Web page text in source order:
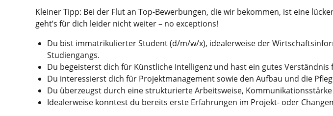
Kleiner Tipp: Bei der Flut an Top-Bewerbungen, die wir bekommen, ist eine
geht’s für dich leider nicht weiter – no exceptions!
Du bist immatrikulierter Student (d/m/w/x), idealerweise der
Studiengangs.
Du begeisterst dich für Künstliche Intelligenz und hast ein gutes
Du interessierst dich für Projektmanagement sowie den Aufbau und die
Du überzeugst durch eine strukturierte Arbeitsweise,
Idealerweise konntest du bereits erste Erfahrungen im Projekt- oder